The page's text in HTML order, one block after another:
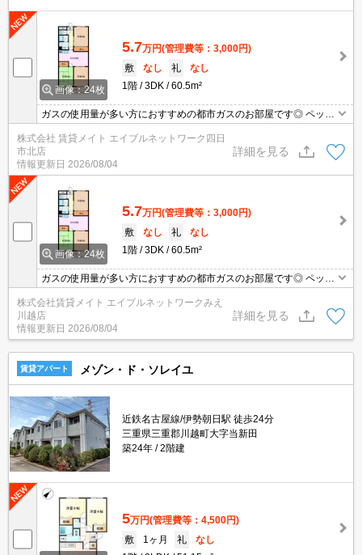
画像：24枚
5.7万円(管理費等：3,000円)
敷
なし 礼
なし
1階
3DK 60.5m²
ガスの使用量が多い方におすすめの都市ガスのお部屋です◎ ペット
との共同生活スタートに最適物件です！ 愛するペットと過ごす毎日
を思う存分楽しめます♪
株式会社 賃貸メイト エイブルネットワーク四日
市北店
情報更新日 2026/08/04
詳細を見る
画像：24枚
5.7万円(管理費等：3,000円)
敷
なし 礼
なし
1階
3DK 60.5m²
ガスの使用量が多い方におすすめの都市ガスのお部屋です◎ ペット
との共同生活スタートに最適物件です！ 愛するペットと過ごす毎日
を思う存分楽しめます♪
株式会社賃貸メイト エイブルネットワークみえ
川越店
情報更新日 2026/08/04
詳細を見る
賃貸アパート メゾン・ド・ソレイユ
近鉄名古屋線/伊勢朝日駅 徒歩24分
三重県三重郡川越町大字当新田
築24年
2階建
5万円(管理費等：4,500円)
敷
1ヶ月 礼
なし